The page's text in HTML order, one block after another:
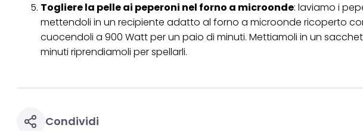
Togliere la pelle ai peperoni nel forno a microonde: laviamo i
mettendoli in un recipiente adatto al forno a microonde ricoperto
cuocendoli a 900 Watt per un paio di minuti. Mettiamoli in un
minuti riprendiamoli per spellarli.
Condividi